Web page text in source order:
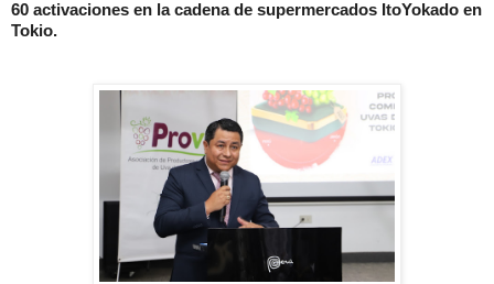
60 activaciones en la cadena de supermercados ItoYokado en
Tokio.